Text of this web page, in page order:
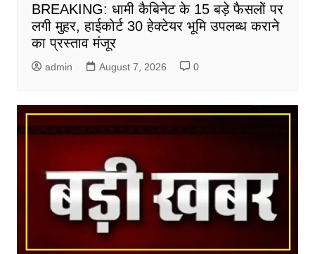
BREAKING: धामी कैबिनेट के 15 बड़े फैसलों पर
लगी मुहर, हाईकोर्ट 30 हेक्टेयर भूमि उपलब्ध कराने
का प्रस्ताव मंजूर
admin August 7, 2026 0